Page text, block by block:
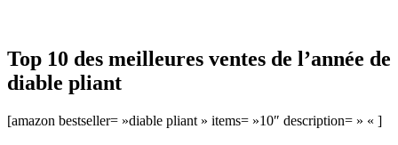
Top 10 des meilleures ventes de l’année de
diable pliant
[amazon bestseller= »diable pliant » items= »10″ description= » « ]